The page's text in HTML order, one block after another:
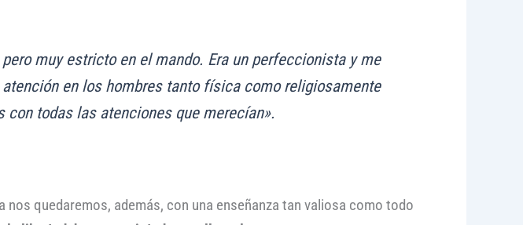
muy estricto en el mando. Era un perfeccionista y me
en los hombres tanto física como religiosamente
todas las atenciones que merecían».
quedaremos, además, con una enseñanza tan valiosa como todo